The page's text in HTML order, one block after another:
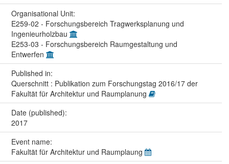
Organisational Unit:
E259-02 - Forschungsbereich Tragwerksplanung und
Ingenieurholzbau
E253-03 - Forschungsbereich Raumgestaltung und
Entwerfen
Published in:
Querschnitt : Publikation zum Forschungstag 2016/17 der
Fakultät für Architektur und Raumplanung
Date (published):
2017
Event name:
Fakultät für Architektur und Raumplaung